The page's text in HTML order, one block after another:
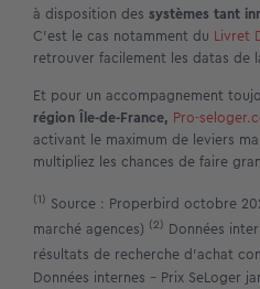
à disposition des systèmes tant
C’est le cas notamment du Livret
retrouver facilement les datas de
Et pour un accompagnement
région Île-de-France, Pro-
activant le maximum de leviers
multipliez les chances de faire
(1) Source : Properbird octobre
marché agences) (2) Données
résultats de recherche d’achat
Données internes – Prix SeLoger